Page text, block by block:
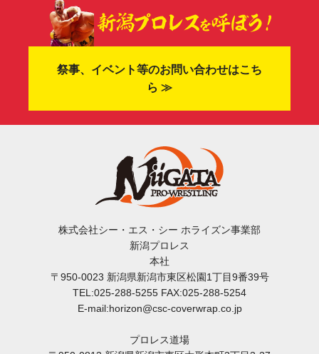
祭事、イベント等のお問い合わせはこち
ら ≫
株式会社シー・エス・シー ホライズン事業部
新潟プロレス
本社
〒950-0023 新潟県新潟市東区松園1丁目9番39号
TEL:025-288-5255 FAX:025-288-5254
E-mail:horizon@csc-coverwrap.co.jp
プロレス道場